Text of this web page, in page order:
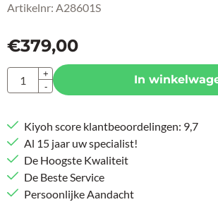
Artikelnr: A28601S
€379,00
Aantal
+
-
In
Kiyoh score klantbeoordelingen: 9,7
Al 15 jaar uw specialist!
De Hoogste Kwaliteit
De Beste Service
Persoonlijke Aandacht